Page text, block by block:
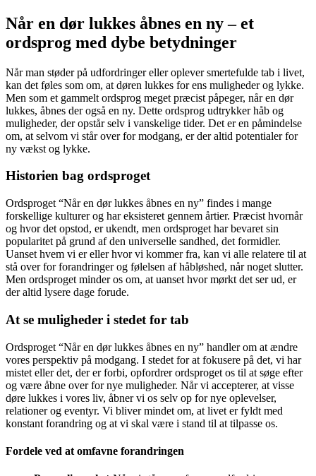
Når en dør lukkes åbnes en ny – et
ordsprog med dybe betydninger
Når man støder på udfordringer eller oplever smertefulde tab i livet,
kan det føles som om, at døren lukkes for ens muligheder og lykke.
Men som et gammelt ordsprog meget præcist påpeger, når en dør
lukkes, åbnes der også en ny. Dette ordsprog udtrykker håb og
muligheder, der opstår selv i vanskelige tider. Det er en påmindelse
om, at selvom vi står over for modgang, er der altid potentialer for
ny vækst og lykke.
Historien bag ordsproget
Ordsproget “Når en dør lukkes åbnes en ny” findes i mange
forskellige kulturer og har eksisteret gennem årtier. Præcist hvornår
og hvor det opstod, er ukendt, men ordsproget har bevaret sin
popularitet på grund af den universelle sandhed, det formidler.
Uanset hvem vi er eller hvor vi kommer fra, kan vi alle relatere til at
stå over for forandringer og følelsen af håbløshed, når noget slutter.
Men ordsproget minder os om, at uanset hvor mørkt det ser ud, er
der altid lysere dage forude.
At se muligheder i stedet for tab
Ordsproget “Når en dør lukkes åbnes en ny” handler om at ændre
vores perspektiv på modgang. I stedet for at fokusere på det, vi har
mistet eller det, der er forbi, opfordrer ordsproget os til at søge efter
og være åbne over for nye muligheder. Når vi accepterer, at visse
døre lukkes i vores liv, åbner vi os selv op for nye oplevelser,
relationer og eventyr. Vi bliver mindet om, at livet er fyldt med
konstant forandring og at vi skal være i stand til at tilpasse os.
Fordele ved at omfavne forandringen